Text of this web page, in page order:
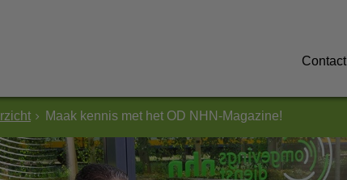
Contact
Maak kennis met het OD NHN-Magazine!